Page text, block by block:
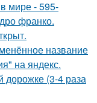
мире - 595-
франко.
название
на яндекс.
дорожке (3-4 раза